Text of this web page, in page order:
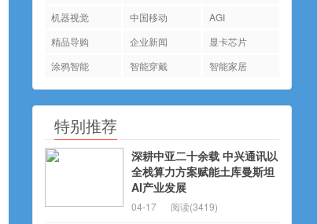
机器视觉
中国移动
AGI
精品导购
企业新闻
显卡芯片
涂鸦智能
智能穿戴 智能家居
特别推荐
深耕中亚二十余载 中兴通讯以
全栈算力方案赋能土库曼斯坦
AI产业发展
04-17 阅读(3419)